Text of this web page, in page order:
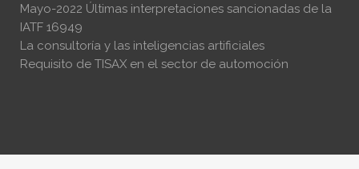
Mayo-2022 Últimas interpretaciones sancionadas de la
IATF 16949
La consultoría y las inteligencias artificiales
Requisito de TISAX en el sector de automoción